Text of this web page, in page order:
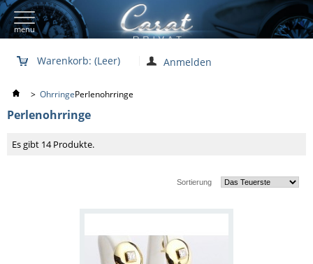
menu
Warenkorb: (Leer) Anmelden
> OhrringePerlenohrringe
Perlenohrringe
Es gibt 14 Produkte.
Sortierung